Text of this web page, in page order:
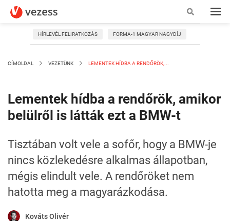
HÍRLEVÉL FELIRATKOZÁS FORMA-1 MAGYAR NAGYDÍJ
CÍMOLDAL VEZETÜNK LEMENTEK HÍDBA A RENDŐRÖK,...
Lementek hídba a rendőrök, amikor
belülről is látták ezt a BMW-t
Tisztában volt vele a sofőr, hogy a BMW-je
nincs közlekedésre alkalmas állapotban,
mégis elindult vele. A rendőröket nem
hatotta meg a magyarázkodása.
Kováts Olivér